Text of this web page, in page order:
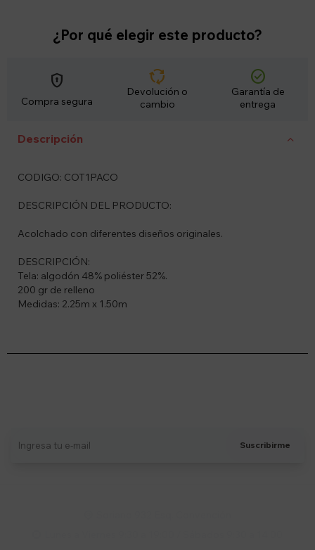
¿Por qué elegir este producto?
encrypted
Compra segura
cycle
Devolución o
cambio
check_circle
Garantía de
entrega
Descripción
CODIGO: COT1PACO
DESCRIPCIÓN DEL PRODUCTO:
Acolchado con diferentes diseños originales.
DESCRIPCIÓN:
Tela: algodón 48% poliéster 52%.
200 gr de relleno
Medidas: 2.25m x 1.50m
Suscribirme